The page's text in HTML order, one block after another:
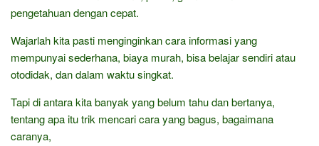
pengetahuan dengan cepat.
Wajarlah kita pasti menginginkan cara informasi yang
mempunyai sederhana, biaya murah, bisa belajar sendiri atau
otodidak, dan dalam waktu singkat.
Tapi di antara kita banyak yang belum tahu dan bertanya,
tentang apa itu trik mencari cara yang bagus, bagaimana
caranya,